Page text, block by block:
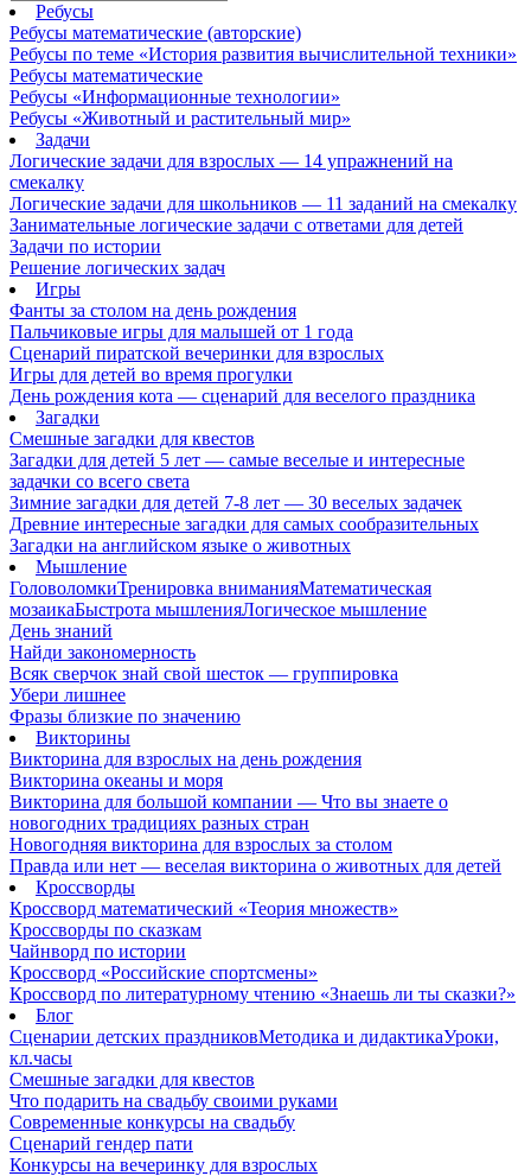
Ребусы
Ребусы математические (авторские)
Ребусы по теме «История развития вычислительной техники»
Ребусы математические
Ребусы «Информационные технологии»
Ребусы «Животный и растительный мир»
Задачи
Логические задачи для взрослых — 14 упражнений на
смекалку
Логические задачи для школьников — 11 заданий на смекалку
Занимательные логические задачи с ответами для детей
Задачи по истории
Решение логических задач
Игры
Фанты за столом на день рождения
Пальчиковые игры для малышей от 1 года
Сценарий пиратской вечеринки для взрослых
Игры для детей во время прогулки
День рождения кота — сценарий для веселого праздника
Загадки
Смешные загадки для квестов
Загадки для детей 5 лет — самые веселые и интересные
задачки со всего света
Зимние загадки для детей 7-8 лет — 30 веселых задачек
Древние интересные загадки для самых сообразительных
Загадки на английском языке о животных
Мышление
ГоловоломкиТренировка вниманияМатематическая
мозаикаБыстрота мышленияЛогическое мышление
День знаний
Найди закономерность
Всяк сверчок знай свой шесток — группировка
Убери лишнее
Фразы близкие по значению
Викторины
Викторина для взрослых на день рождения
Викторина океаны и моря
Викторина для большой компании — Что вы знаете о
новогодних традициях разных стран
Новогодняя викторина для взрослых за столом
Правда или нет — веселая викторина о животных для детей
Кроссворды
Кроссворд математический «Теория множеств»
Кроссворды по сказкам
Чайнворд по истории
Кроссворд «Российские спортсмены»
Кроссворд по литературному чтению «Знаешь ли ты сказки?»
Блог
Сценарии детских праздниковМетодика и дидактикаУроки,
кл.часы
Смешные загадки для квестов
Что подарить на свадьбу своими руками
Современные конкурсы на свадьбу
Сценарий гендер пати
Конкурсы на вечеринку для взрослых